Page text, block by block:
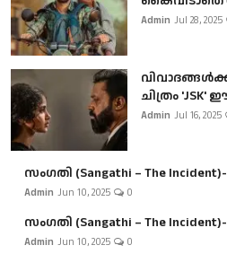
Admin Jul 28, 2025
ചിത്രം 'JSK'
Admin Jul 16, 2025
സംഗതി (Sangathi – The Incident)-
Admin Jun 10, 2025 0
സംഗതി (Sangathi – The
Admin Jun 10, 2025 0